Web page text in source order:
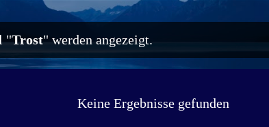
"Trost" werden angezeigt.
Keine Ergebnisse gefunden